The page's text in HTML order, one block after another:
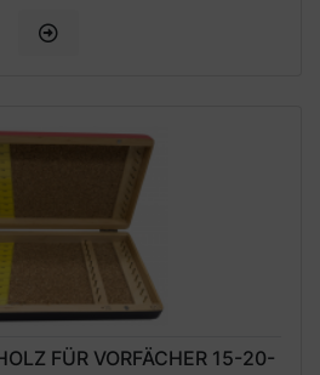
FÜR VORFÄCHER 15-20-